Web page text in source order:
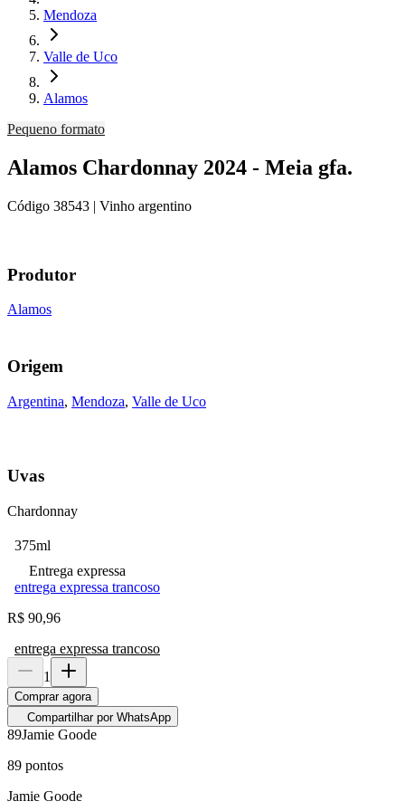
Mendoza
Valle de Uco
Alamos
Pequeno formato
Alamos Chardonnay 2024 - Meia gfa.
Código 38543 | Vinho argentino
Produtor
Alamos
Origem
Argentina, Mendoza, Valle de Uco
Uvas
Chardonnay
375ml
Entrega expressa
entrega expressa trancoso
R$ 90,96
entrega expressa trancoso
1
Comprar agora
Compartilhar por WhatsApp
89Jamie Goode
89 pontos
Jamie Goode